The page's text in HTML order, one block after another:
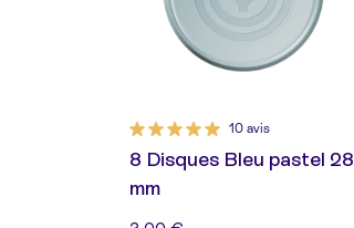
10 avis
8 Disques Bleu pastel 28
mm